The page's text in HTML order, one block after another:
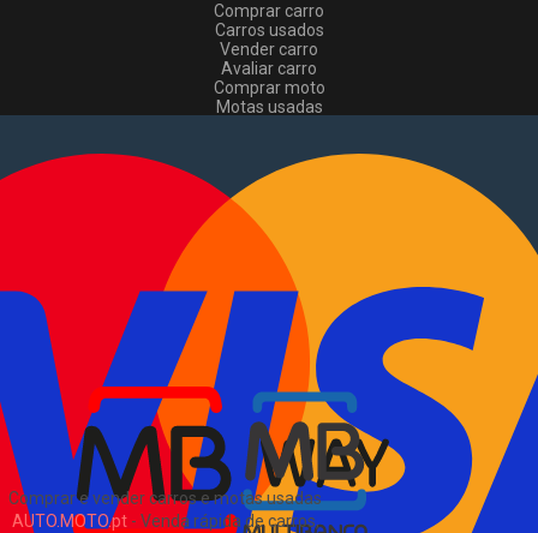
Comprar e vender carros e motas usadas
AUTO.MOTO.pt- Venda rápida de carros,
Comprar carro
Carros usados
Vender carro
Avaliar carro
Comprar moto
Motas usadas
Comerciais usados
Vender comerciais
Informações
Como comprar e vender
Pacotes de anúncios
Verificar VIN e matrícula
Sitemap
EN
Sobre Nós